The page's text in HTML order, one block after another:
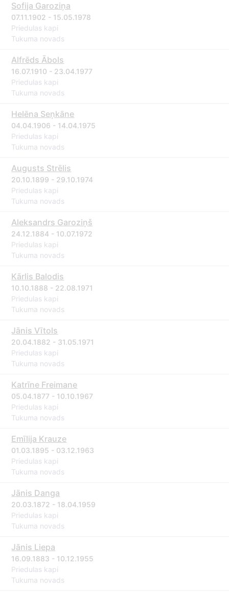
Sofija Garoziņa
07.11.1902 - 15.05.1978
Priedulas kapi
Tukuma novads
Alfrēds Ābols
16.07.1910 - 23.04.1977
Priedulas kapi
Tukuma novads
Helēna Seņkāne
04.04.1906 - 14.04.1975
Priedulas kapi
Tukuma novads
Augusts Strēlis
20.10.1899 - 29.10.1974
Priedulas kapi
Tukuma novads
Aleksandrs Garoziņš
24.12.1884 - 10.07.1972
Priedulas kapi
Tukuma novads
Kārlis Balodis
10.10.1888 - 22.08.1971
Priedulas kapi
Tukuma novads
Jānis Vītols
20.04.1882 - 31.05.1971
Priedulas kapi
Tukuma novads
Katrīne Freimane
05.04.1877 - 10.10.1967
Priedulas kapi
Tukuma novads
Emīlija Krauze
01.03.1895 - 03.12.1963
Priedulas kapi
Tukuma novads
Jānis Danga
20.03.1872 - 18.04.1959
Priedulas kapi
Tukuma novads
Jānis Liepa
16.09.1883 - 10.12.1955
Priedulas kapi
Tukuma novads